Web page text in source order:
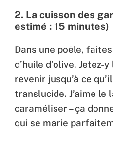
2. La cuisson des
estimé : 15 minutes)
Dans une poêle,
d’huile d’olive. Jetez-
revenir jusqu’à ce
translucide. J’aime le
caraméliser – ça
qui se marie